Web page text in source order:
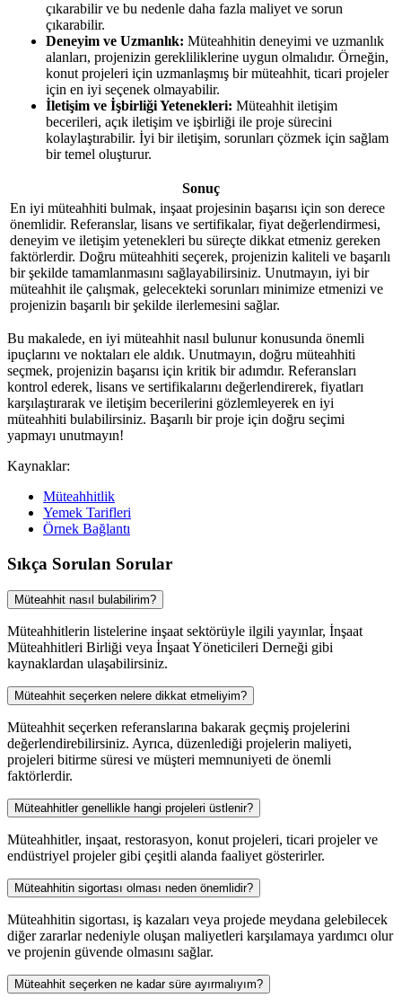
çıkarabilir ve bu nedenle daha fazla maliyet ve sorun
çıkarabilir.
Deneyim ve Uzmanlık: Müteahhitin deneyimi ve uzmanlık
alanları, projenizin gerekliliklerine uygun olmalıdır. Örneğin,
konut projeleri için uzmanlaşmış bir müteahhit, ticari projeler
için en iyi seçenek olmayabilir.
İletişim ve İşbirliği Yetenekleri: Müteahhit iletişim
becerileri, açık iletişim ve işbirliği ile proje sürecini
kolaylaştırabilir. İyi bir iletişim, sorunları çözmek için sağlam
bir temel oluşturur.
Sonuç
En iyi müteahhiti bulmak, inşaat projesinin başarısı için son derece
önemlidir. Referanslar, lisans ve sertifikalar, fiyat değerlendirmesi,
deneyim ve iletişim yetenekleri bu süreçte dikkat etmeniz gereken
faktörlerdir. Doğru müteahhiti seçerek, projenizin kaliteli ve başarılı
bir şekilde tamamlanmasını sağlayabilirsiniz. Unutmayın, iyi bir
müteahhit ile çalışmak, gelecekteki sorunları minimize etmenizi ve
projenizin başarılı bir şekilde ilerlemesini sağlar.
Bu makalede, en iyi müteahhit nasıl bulunur konusunda önemli
ipuçlarını ve noktaları ele aldık. Unutmayın, doğru müteahhiti
seçmek, projenizin başarısı için kritik bir adımdır. Referansları
kontrol ederek, lisans ve sertifikalarını değerlendirerek, fiyatları
karşılaştırarak ve iletişim becerilerini gözlemleyerek en iyi
müteahhiti bulabilirsiniz. Başarılı bir proje için doğru seçimi
yapmayı unutmayın!
Kaynaklar:
Müteahhitlik
Yemek Tarifleri
Örnek Bağlantı
Sıkça Sorulan Sorular
Müteahhit nasıl bulabilirim?
Müteahhitlerin listelerine inşaat sektörüyle ilgili yayınlar, İnşaat
Müteahhitleri Birliği veya İnşaat Yöneticileri Derneği gibi
kaynaklardan ulaşabilirsiniz.
Müteahhit seçerken nelere dikkat etmeliyim?
Müteahhit seçerken referanslarına bakarak geçmiş projelerini
değerlendirebilirsiniz. Ayrıca, düzenlediği projelerin maliyeti,
projeleri bitirme süresi ve müşteri memnuniyeti de önemli
faktörlerdir.
Müteahhitler genellikle hangi projeleri üstlenir?
Müteahhitler, inşaat, restorasyon, konut projeleri, ticari projeler ve
endüstriyel projeler gibi çeşitli alanda faaliyet gösterirler.
Müteahhitin sigortası olması neden önemlidir?
Müteahhitin sigortası, iş kazaları veya projede meydana gelebilecek
diğer zararlar nedeniyle oluşan maliyetleri karşılamaya yardımcı olur
ve projenin güvende olmasını sağlar.
Müteahhit seçerken ne kadar süre ayırmalıyım?